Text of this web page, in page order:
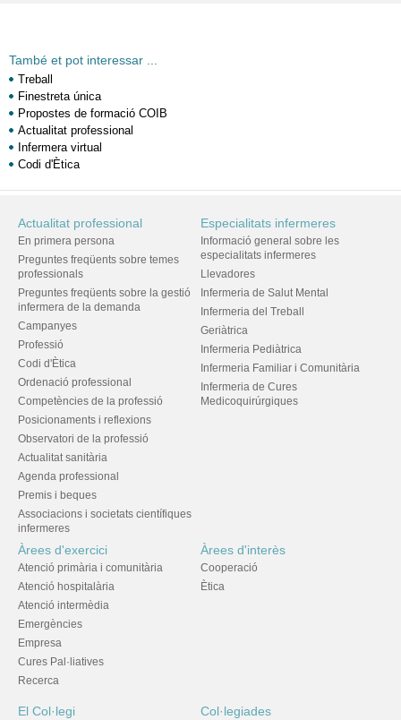
També et pot interessar ...
Treball
Finestreta única
Propostes de formació COIB
Actualitat professional
Infermera virtual
Codi d'Ètica
Actualitat professional
En primera persona
Preguntes freqüents sobre temes
professionals
Preguntes freqüents sobre la gestió
infermera de la demanda
Campanyes
Professió
Codi d'Ètica
Ordenació professional
Competències de la professió
Posicionaments i reflexions
Observatori de la professió
Actualitat sanitària
Agenda professional
Premis i beques
Associacions i societats científiques
infermeres
Especialitats infermeres
Informació general sobre les
especialitats infermeres
Llevadores
Infermeria de Salut Mental
Infermeria del Treball
Geriàtrica
Infermeria Pediàtrica
Infermeria Familiar i Comunitària
Infermeria de Cures
Medicoquirúrgiques
Àrees d'exercici
Atenció primària i comunitària
Atenció hospitalària
Atenció intermèdia
Emergències
Empresa
Cures Pal·liatives
Recerca
Àrees d'interès
Cooperació
Ètica
El Col·legi Col·legiades